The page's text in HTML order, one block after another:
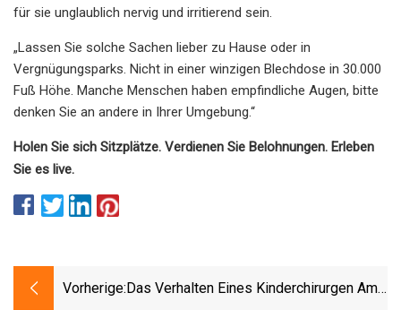
für sie unglaublich nervig und irritierend sein.
„Lassen Sie solche Sachen lieber zu Hause oder in
Vergnügungsparks. Nicht in einer winzigen Blechdose in 30.000
Fuß Höhe. Manche Menschen haben empfindliche Augen, bitte
denken Sie an andere in Ihrer Umgebung.“
Holen Sie sich Sitzplätze. Verdienen Sie Belohnungen. Erleben
Sie es live.
Vorherige: Das Verhalten Eines Kinderchirurgen Am